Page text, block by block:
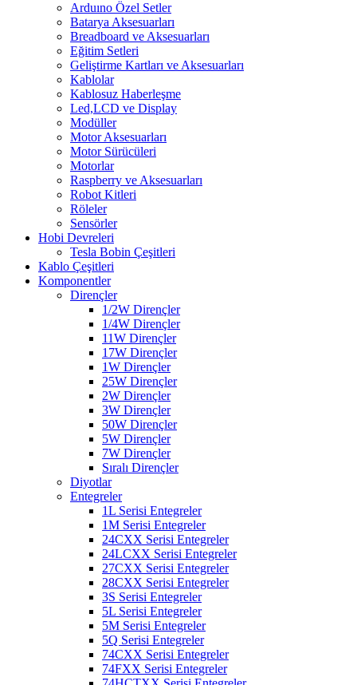
Arduıno Özel Setler
Batarya Aksesuarları
Breadboard ve Aksesuarları
Eğitim Setleri
Geliştirme Kartları ve Aksesuarları
Kablolar
Kablosuz Haberleşme
Led,LCD ve Display
Modüller
Motor Aksesuarları
Motor Sürücüleri
Motorlar
Raspberry ve Aksesuarları
Robot Kitleri
Röleler
Sensörler
Hobi Devreleri
Tesla Bobin Çeşitleri
Kablo Çeşitleri
Komponentler
Dirençler
1/2W Dirençler
1/4W Dirençler
11W Dirençler
17W Dirençler
1W Dirençler
25W Dirençler
2W Dirençler
3W Dirençler
50W Dirençler
5W Dirençler
7W Dirençler
Sıralı Dirençler
Diyotlar
Entegreler
1L Serisi Entegreler
1M Serisi Entegreler
24CXX Serisi Entegreler
24LCXX Serisi Entegreler
27CXX Serisi Entegreler
28CXX Serisi Entegreler
3S Serisi Entegreler
5L Serisi Entegreler
5M Serisi Entegreler
5Q Serisi Entegreler
74CXX Serisi Entegreler
74FXX Serisi Entegreler